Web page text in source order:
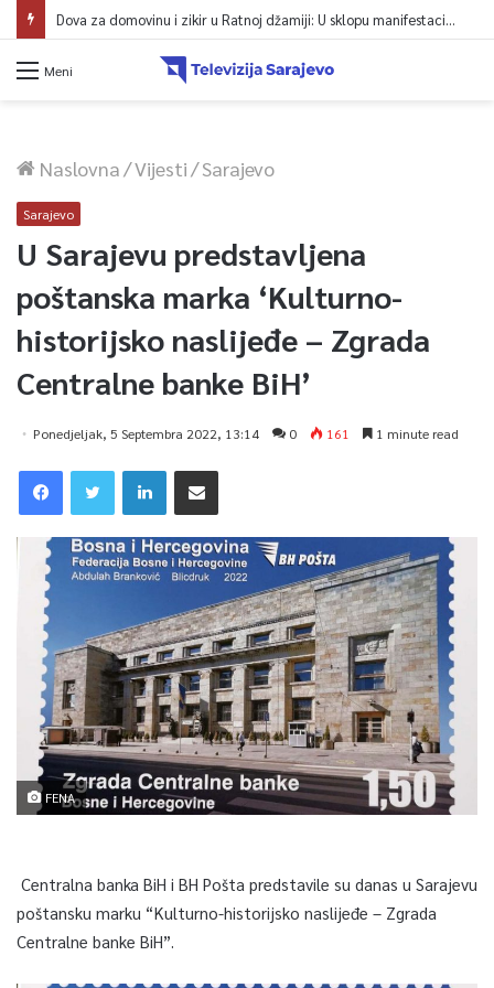
Dova za domovinu i zikir u Ratnoj džamiji: U sklopu manifestacije „Odbrana BiH – Igman 2026“ odana počast herojima
Meni
Naslovna/Vijesti/Sarajevo
Sarajevo
U Sarajevu predstavljena
poštanska marka ‘Kulturno-
historijsko naslijeđe – Zgrada
Centralne banke BiH’
Ponedjeljak, 5 Septembra 2022, 13:14 0 161 1 minute read
FENA
Centralna banka BiH i BH Pošta predstavile su danas u Sarajevu
poštansku marku “Kulturno-historijsko naslijeđe – Zgrada
Centralne banke BiH”.